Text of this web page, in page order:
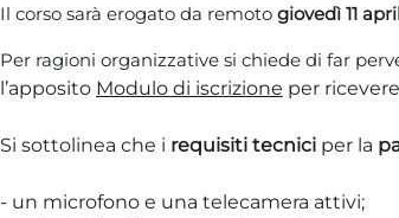
Il corso sarà erogato da remoto giovedì 11
Per ragioni organizzative si chiede di far
l’apposito Modulo di iscrizione per
Si sottolinea che i requisiti tecnici per la
- un microfono e una telecamera attivi;